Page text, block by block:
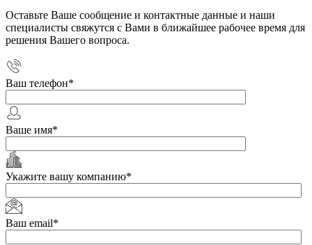
Оставьте Ваше сообщение и контактные данные и наши
специалисты свяжутся с Вами в ближайшее рабочее время для
решения Вашего вопроса.
Ваш телефон*
Ваше имя*
Укажите вашу компанию*
Ваш email*